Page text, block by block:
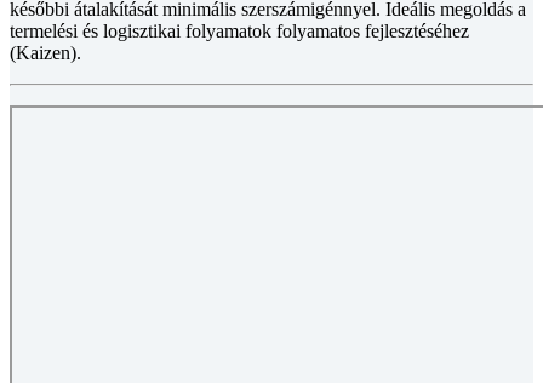
későbbi átalakítását minimális szerszámigénnyel. Ideális megoldás a
termelési és logisztikai folyamatok folyamatos fejlesztéséhez
(Kaizen).